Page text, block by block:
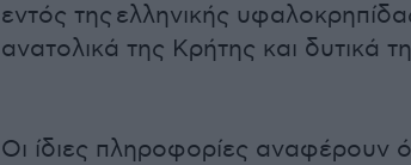
εντός της ελληνικής
ανατολικά της Κρήτης και δυτικά
Οι ίδιες πληροφορίες αναφέρουν